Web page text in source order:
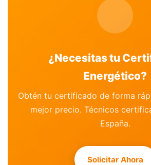
¿Necesitas tu
Energético?
Obtén tu certificado de forma
mejor precio. Técnicos
España.
Solicitar Ahora